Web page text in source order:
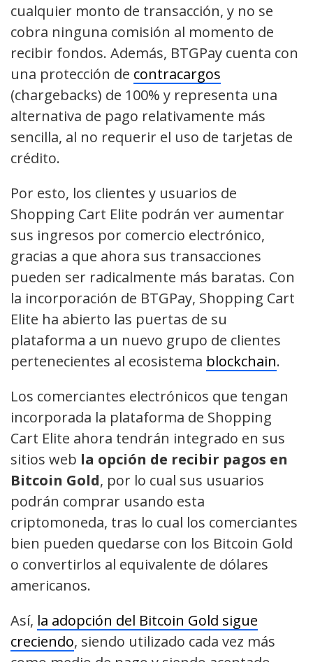
cualquier monto de transacción, y no se
cobra ninguna comisión al momento de
recibir fondos. Además, BTGPay cuenta con
una protección de contracargos
(chargebacks) de 100% y representa una
alternativa de pago relativamente más
sencilla, al no requerir el uso de tarjetas de
crédito.
Por esto, los clientes y usuarios de
Shopping Cart Elite podrán ver aumentar
sus ingresos por comercio electrónico,
gracias a que ahora sus transacciones
pueden ser radicalmente más baratas. Con
la incorporación de BTGPay, Shopping Cart
Elite ha abierto las puertas de su
plataforma a un nuevo grupo de clientes
pertenecientes al ecosistema blockchain.
Los comerciantes electrónicos que tengan
incorporada la plataforma de Shopping
Cart Elite ahora tendrán integrado en sus
sitios web la opción de recibir pagos en
Bitcoin Gold, por lo cual sus usuarios
podrán comprar usando esta
criptomoneda, tras lo cual los comerciantes
bien pueden quedarse con los Bitcoin Gold
o convertirlos al equivalente de dólares
americanos.
Así, la adopción del Bitcoin Gold sigue
creciendo, siendo utilizado cada vez más